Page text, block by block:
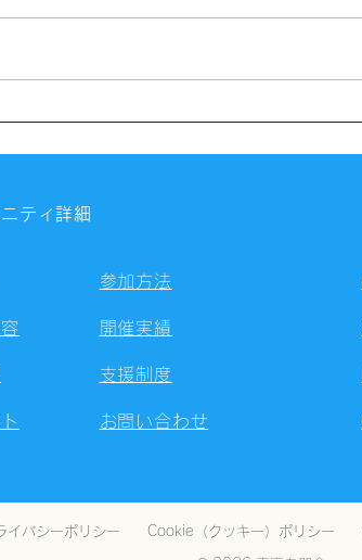
ティ詳細
参加方法
開催実績
支援制度
お問い合わせ
イバシーポリシー Cookie（クッキー）ポリシー